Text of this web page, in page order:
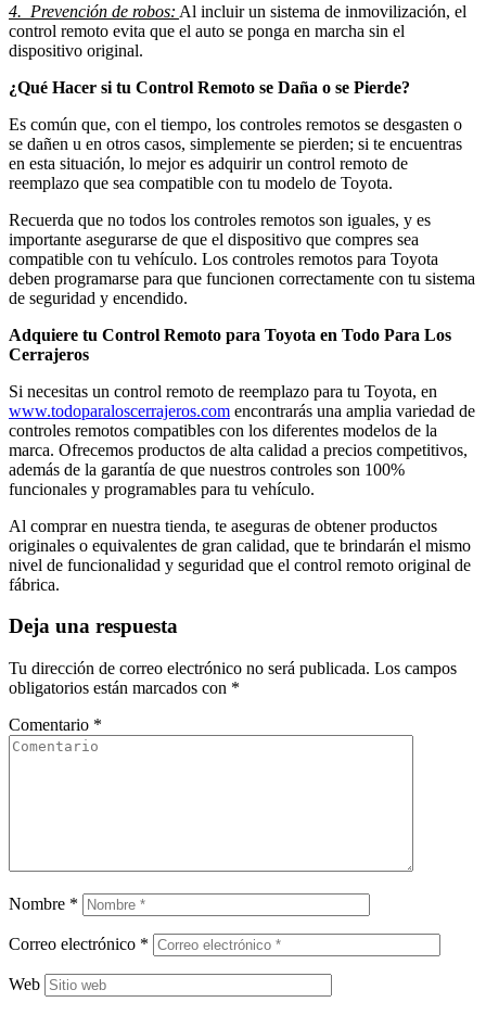
4. Prevención de robos: Al incluir un sistema de inmovilización, el
control remoto evita que el auto se ponga en marcha sin el
dispositivo original.
¿Qué Hacer si tu Control Remoto se Daña o se Pierde?
Es común que, con el tiempo, los controles remotos se desgasten o
se dañen u en otros casos, simplemente se pierden; si te encuentras
en esta situación, lo mejor es adquirir un control remoto de
reemplazo que sea compatible con tu modelo de Toyota.
Recuerda que no todos los controles remotos son iguales, y es
importante asegurarse de que el dispositivo que compres sea
compatible con tu vehículo. Los controles remotos para Toyota
deben programarse para que funcionen correctamente con tu sistema
de seguridad y encendido.
Adquiere tu Control Remoto para Toyota en Todo Para Los
Cerrajeros
Si necesitas un control remoto de reemplazo para tu Toyota, en
www.todoparaloscerrajeros.com encontrarás una amplia variedad de
controles remotos compatibles con los diferentes modelos de la
marca. Ofrecemos productos de alta calidad a precios competitivos,
además de la garantía de que nuestros controles son 100%
funcionales y programables para tu vehículo.
Al comprar en nuestra tienda, te aseguras de obtener productos
originales o equivalentes de gran calidad, que te brindarán el mismo
nivel de funcionalidad y seguridad que el control remoto original de
fábrica.
Deja una respuesta
Tu dirección de correo electrónico no será publicada. Los campos
obligatorios están marcados con *
Comentario *
Nombre *
Correo electrónico *
Web